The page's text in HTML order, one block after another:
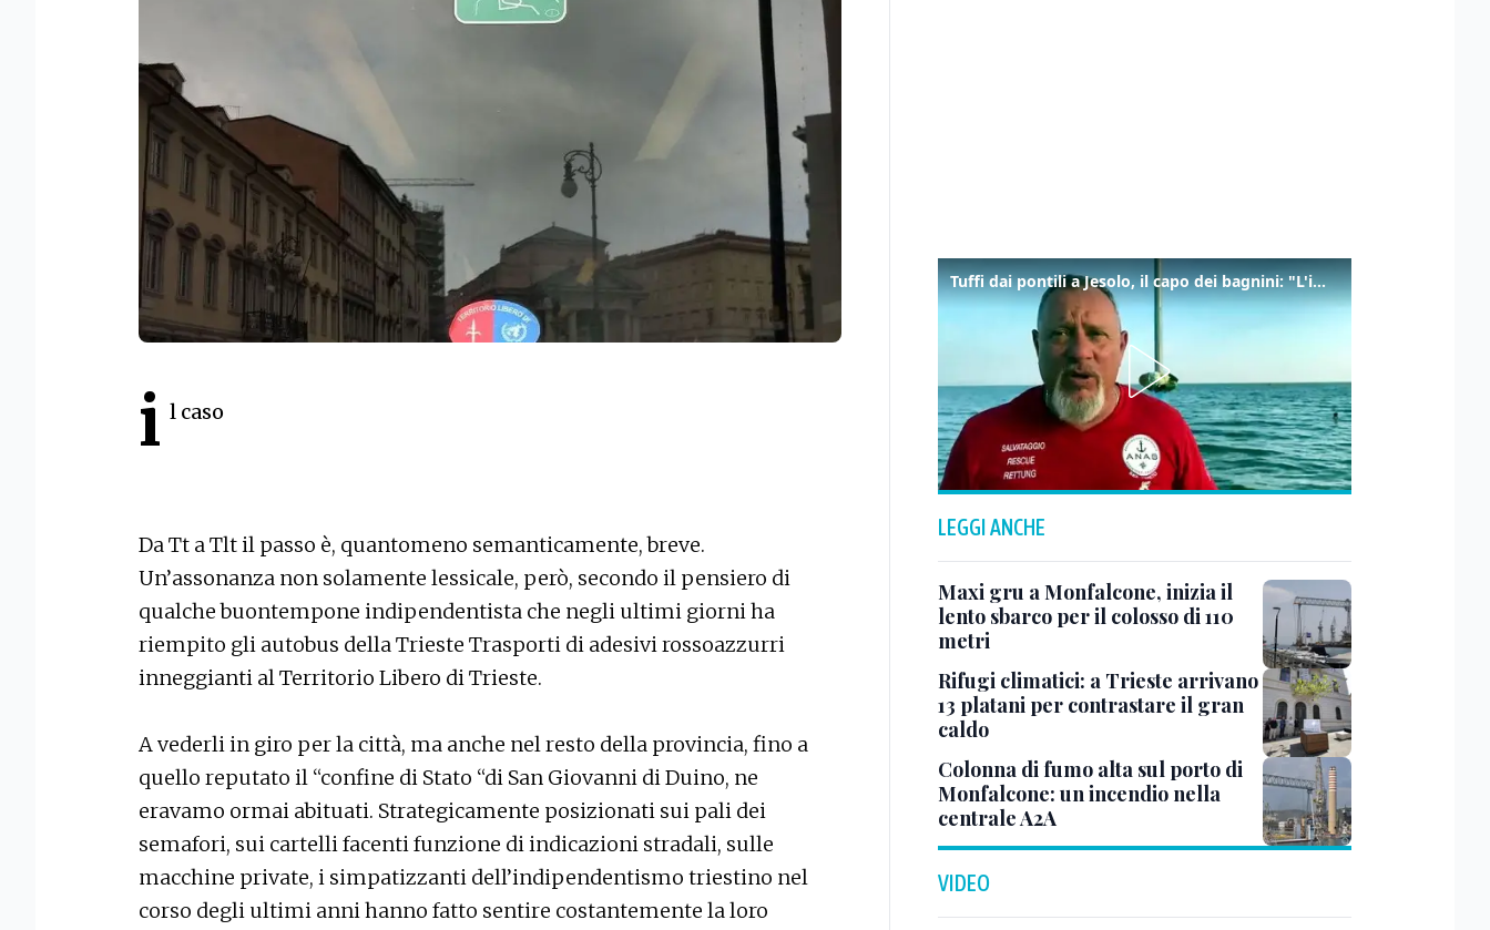
i l caso
Da Tt a Tlt il passo è, quantomeno semanticamente, breve.
Un’assonanza non solamente lessicale, però, secondo il pensiero di
qualche buontempone indipendentista che negli ultimi giorni ha
riempito gli autobus della Trieste Trasporti di adesivi rossoazzurri
inneggianti al Territorio Libero di Trieste.
A vederli in giro per la città, ma anche nel resto della provincia, fino a
quello reputato il “confine di Stato “di San Giovanni di Duino, ne
eravamo ormai abituati. Strategicamente posizionati sui pali dei
semafori, sui cartelli facenti funzione di indicazioni stradali, sulle
macchine private, i simpatizzanti dell’indipendentismo triestino nel
corso degli ultimi anni hanno fatto sentire costantemente la loro
Tuffi dai pontili a Jesolo, il capo dei bagnini: "L'impegno di tutti per evitare altre tragedie"
LEGGI ANCHE
Maxi gru a Monfalcone, inizia il
lento sbarco per il colosso di 110
metri
Rifugi climatici: a Trieste arrivano
13 platani per contrastare il gran
caldo
Colonna di fumo alta sul porto di
Monfalcone: un incendio nella
centrale A2A
VIDEO